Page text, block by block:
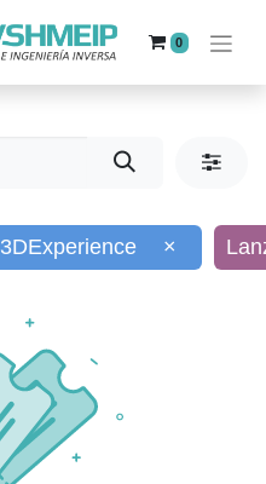
0
3DExperience ×